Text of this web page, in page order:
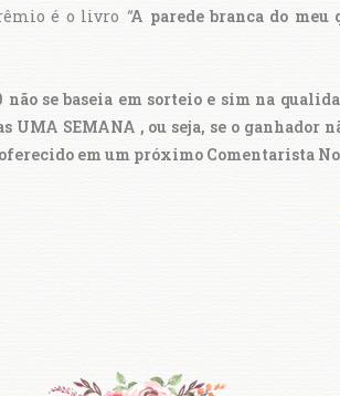
é o livro "A parede branca do
não se baseia em sorteio e sim na
UMA SEMANA , ou seja, se o ganhador
em um próximo Comentarista